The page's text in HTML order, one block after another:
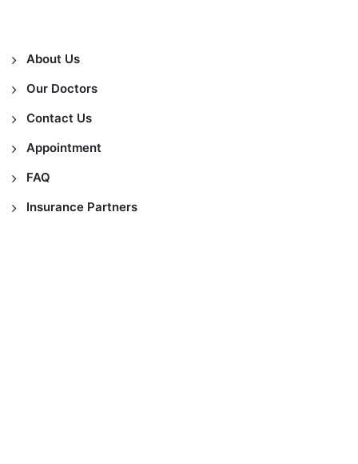
About Us
Our Doctors
Contact Us
Appointment
FAQ
Insurance Partners